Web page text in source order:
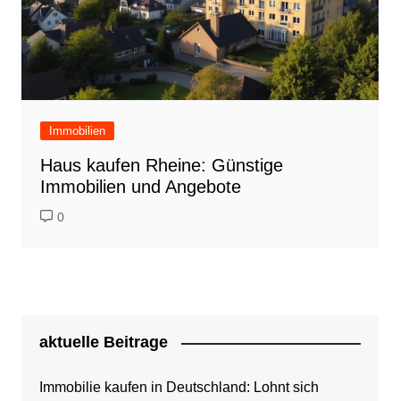
Immobilien
Haus kaufen Rheine: Günstige
Immobilien und Angebote
0
aktuelle Beitrage
Immobilie kaufen in Deutschland: Lohnt sich